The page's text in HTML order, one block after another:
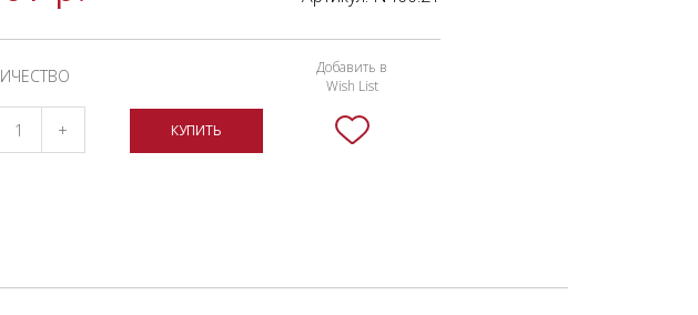
+ КУПИТЬ
Добавить в
Wish List